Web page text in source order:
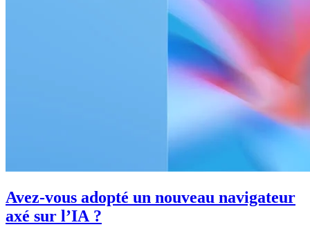
Avez-vous adopté un nouveau navigateur
axé sur l’IA ?